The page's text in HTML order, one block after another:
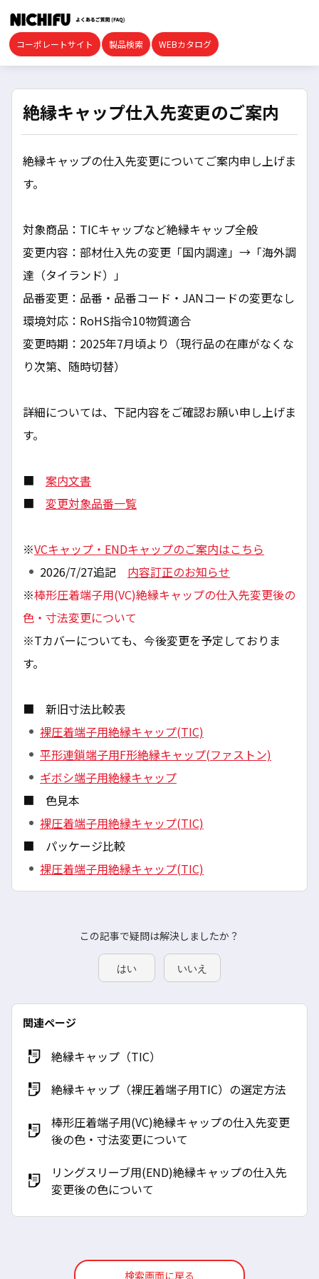
コーポレートサイト 製品検索 WEBカタログ
絶縁キャップ仕入先変更のご案内
絶縁キャップの仕入先変更についてご案内申し上げま
す。
対象商品：TICキャップなど絶縁キャップ全般
変更内容：部材仕入先の変更「国内調達」→「海外調
達（タイランド）」
品番変更：品番・品番コード・JANコードの変更なし
環境対応：RoHS指令10物質適合
変更時期：2025年7月頃より（現行品の在庫がなくな
り次第、随時切替）
詳細については、下記内容をご確認お願い申し上げま
す。
■ 案内文書
■ 変更対象品番一覧
※VCキャップ・ENDキャップのご案内はこちら
2026/7/27追記 内容訂正のお知らせ
※棒形圧着端子用(VC)絶縁キャップの仕入先変更後の
色・寸法変更について
※Tカバーについても、今後変更を予定しておりま
す。
■ 新旧寸法比較表
裸圧着端子用絶縁キャップ(TIC)
平形連鎖端子用F形絶縁キャップ(ファストン)
ギボシ端子用絶縁キャップ
■ 色見本
裸圧着端子用絶縁キャップ(TIC)
■ パッケージ比較
裸圧着端子用絶縁キャップ(TIC)
この記事で疑問は解決しましたか？
はい いいえ
関連ページ
絶縁キャップ（TIC）
絶縁キャップ（裸圧着端子用TIC）の選定方法
棒形圧着端子用(VC)絶縁キャップの仕入先変更
後の色・寸法変更について
リングスリーブ用(END)絶縁キャップの仕入先
変更後の色について
検索画面に戻る